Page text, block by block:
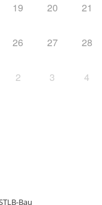
19 20 21
26 27 28
2 3 4